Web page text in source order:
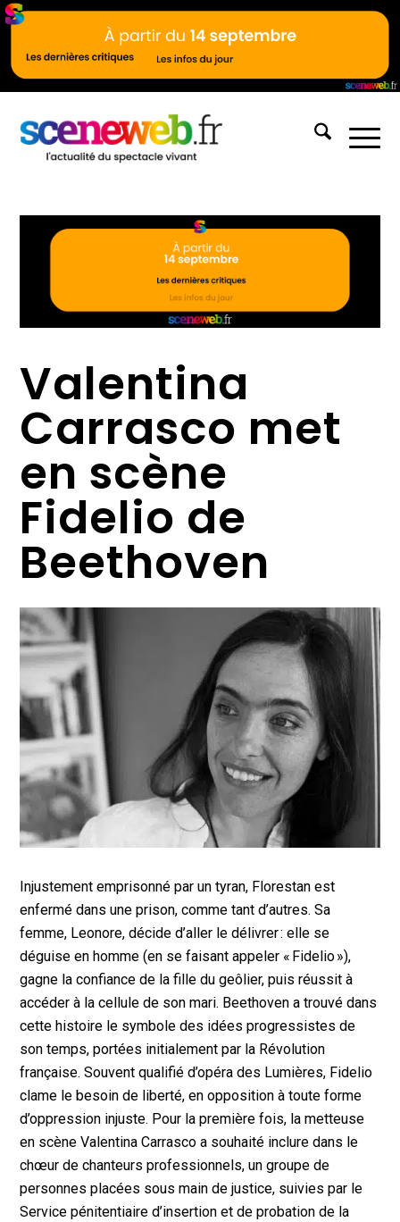
Valentina
Carrasco met
en scène
Fidelio de
Beethoven
Injustement emprisonné par un tyran, Florestan est
enfermé dans une prison, comme tant d’autres. Sa
femme, Leonore, décide d’aller le délivrer : elle se
déguise en homme (en se faisant appeler « Fidelio »),
gagne la confiance de la fille du geôlier, puis réussit à
accéder à la cellule de son mari. Beethoven a trouvé dans
cette histoire le symbole des idées progressistes de
son temps, portées initialement par la Révolution
française. Souvent qualifié d’opéra des Lumières, Fidelio
clame le besoin de liberté, en opposition à toute forme
d’oppression injuste. Pour la première fois, la metteuse
en scène Valentina Carrasco a souhaité inclure dans le
chœur de chanteurs professionnels, un groupe de
personnes placées sous main de justice, suivies par le
Service pénitentiaire d’insertion et de probation de la